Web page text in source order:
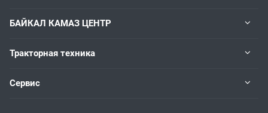
БАЙКАЛ КАМАЗ ЦЕНТР
Тракторная техника
Сервис